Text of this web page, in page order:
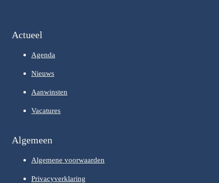
Actueel
Agenda
Nieuws
Aanwinsten
Vacatures
Algemeen
Algemene voorwaarden
Privacyverklaring